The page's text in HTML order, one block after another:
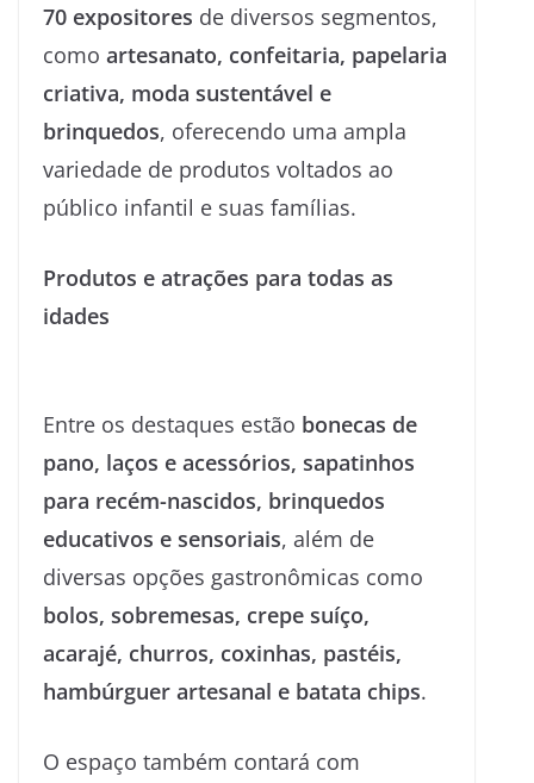
70 expositores de diversos segmentos,
como artesanato, confeitaria, papelaria
criativa, moda sustentável e
brinquedos, oferecendo uma ampla
variedade de produtos voltados ao
público infantil e suas famílias.
Produtos e atrações para todas as
idades
Entre os destaques estão bonecas de
pano, laços e acessórios, sapatinhos
para recém-nascidos, brinquedos
educativos e sensoriais, além de
diversas opções gastronômicas como
bolos, sobremesas, crepe suíço,
acarajé, churros, coxinhas, pastéis,
hambúrguer artesanal e batata chips.
O espaço também contará com